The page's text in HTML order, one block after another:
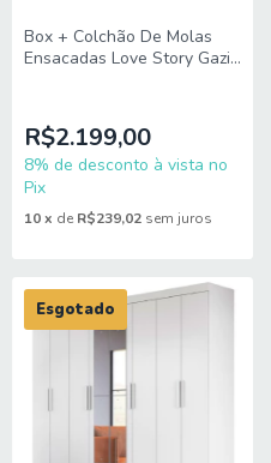
Box + Colchão De Molas
Ensacadas Love Story Gazin
R$2.199,00
8% de desconto à vista no
Pix
10 x de R$239,02 sem juros
Esgotado